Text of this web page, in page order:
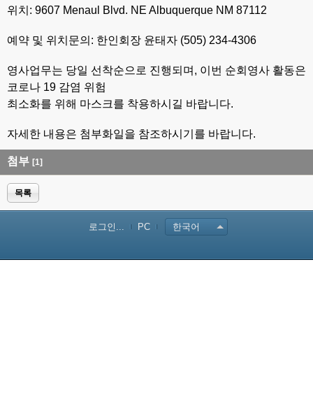
위치: 9607 Menaul Blvd. NE Albuquerque NM 87112
예약 및 위치문의: 한인회장 윤태자 (505) 234-4306
영사업무는 당일 선착순으로 진행되며, 이번 순회영사 활동은
코로나 19 감염 위험
최소화를 위해 마스크를 착용하시길 바랍니다.
자세한 내용은 첨부화일을 참조하시기를 바랍니다.
첨부 [1]
목록
로그인... PC 한국어